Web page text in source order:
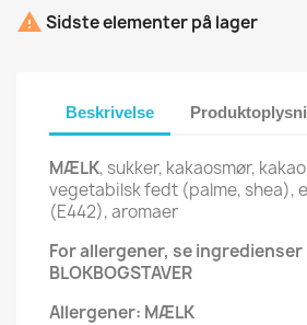
 Sidste elementer på lager
Beskrivelse
MÆLK, sukker, kakaosmør,
vegetabilsk fedt (palme, shea),
(E442), aromaer
For allergener, se ingredienser
BLOKBOGSTAVER
Allergener: MÆLK